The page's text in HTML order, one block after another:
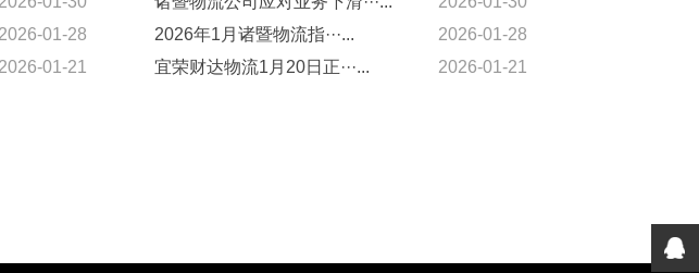
2026-01-28 2026年1月诸暨物流指···...
2026-01-28
2026-01-21 宜荣财达物流1月20日正···... 2026-01-21